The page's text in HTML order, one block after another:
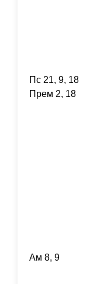
Пс 21, 9, 18
Прем 2, 18
Ам 8, 9